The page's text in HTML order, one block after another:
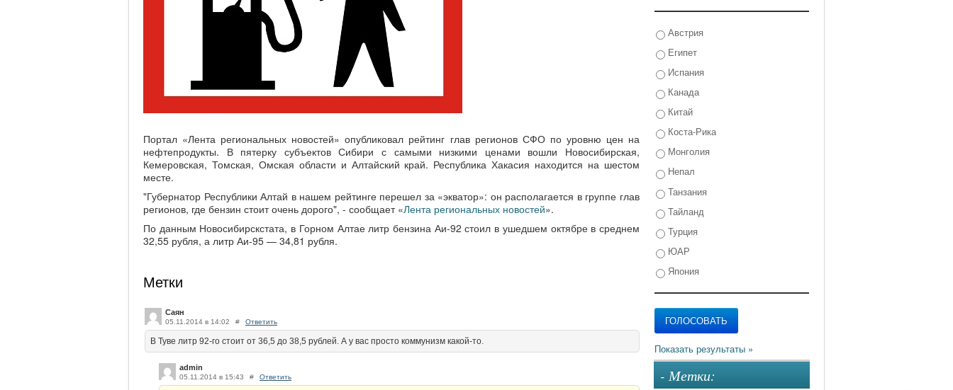
Портал «Лента региональных новостей» опубликовал рейтинг глав регионов СФО по уровню цен на
нефтепродукты. В пятерку субъектов Сибири с самыми низкими ценами вошли Новосибирская,
Кемеровская, Томская, Омская области и Алтайский край. Республика Хакасия находится на шестом
месте.
"Губернатор Республики Алтай в нашем рейтинге перешел за «экватор»: он располагается в группе глав
регионов, где бензин стоит очень дорого", - сообщает «Лента региональных новостей».
По данным Новосибирскстата, в Горном Алтае литр бензина Аи-92 стоил в ушедшем октябре в среднем
32,55 рубля, а литр Аи-95 — 34,81 рубля.
Метки
Саян
05.11.2014 в 14:02 # Ответить
В Туве литр 92-го стоит от 36,5 до 38,5 рублей. А у вас просто коммунизм какой-то.
admin
05.11.2014 в 15:43 # Ответить
Австрия
Египет
Испания
Канада
Китай
Коста-Рика
Монголия
Непал
Танзания
Тайланд
Турция
ЮАР
Япония
- Метки: